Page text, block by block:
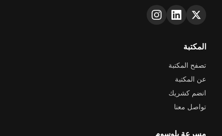
المكتبة
تصفح المكتبة
عن المكتبة
انضم كشريك
تواصل معنا
مسرعة بلوسوم